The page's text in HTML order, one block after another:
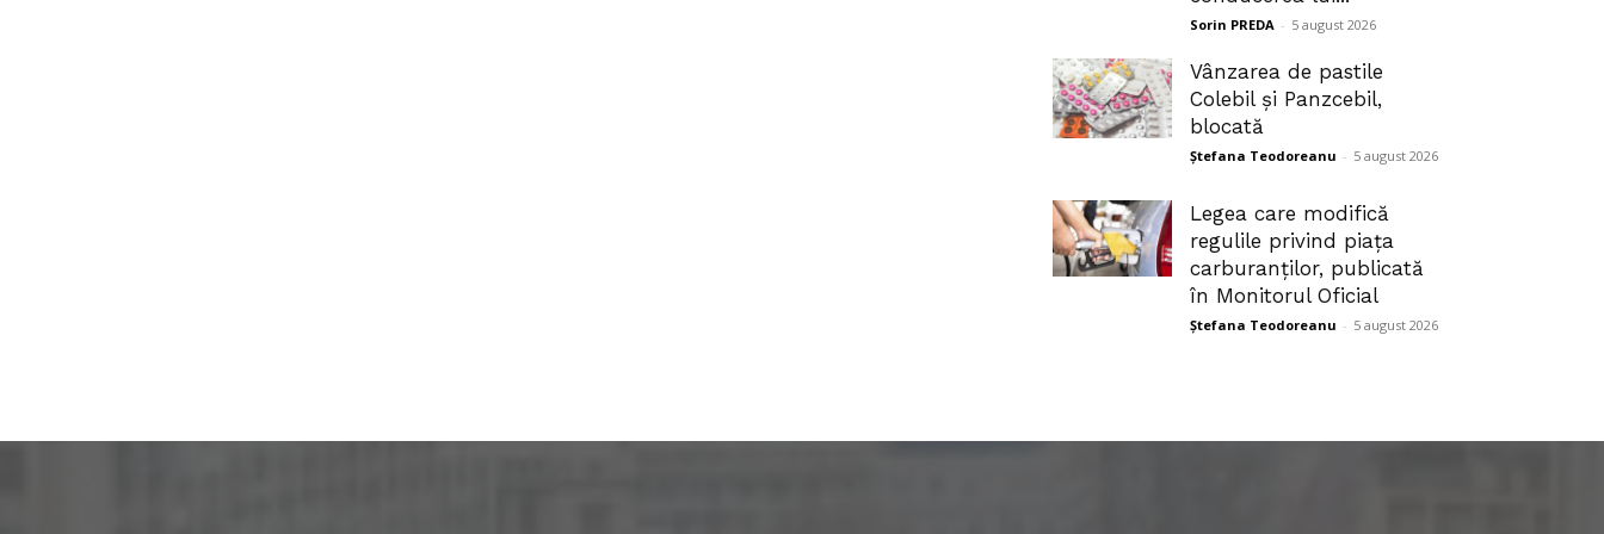
Sorin PREDA - 5 august 2026
Vânzarea de pastile
Colebil și Panzcebil,
blocată
Ștefana Teodoreanu - 5 august 2026
Legea care modifică
regulile privind piața
carburanților, publicată
în Monitorul Oficial
Ștefana Teodoreanu - 5 august 2026